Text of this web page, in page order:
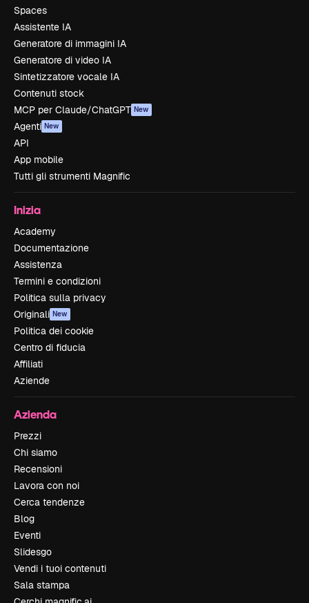
Spaces
Assistente IA
Generatore di immagini IA
Generatore di video IA
Sintetizzatore vocale IA
Contenuti stock
MCP per Claude/ChatGPT New
Agenti New
API
App mobile
Tutti gli strumenti Magnific
Inizia
Academy
Documentazione
Assistenza
Termini e condizioni
Politica sulla privacy
Originali New
Politica dei cookie
Centro di fiducia
Affiliati
Aziende
Azienda
Prezzi
Chi siamo
Recensioni
Lavora con noi
Cerca tendenze
Blog
Eventi
Slidesgo
Vendi i tuoi contenuti
Sala stampa